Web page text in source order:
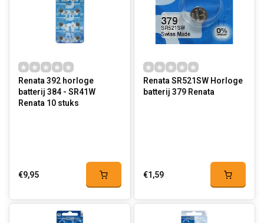
Renata 392 horloge
batterij 384 - SR41W
Renata 10 stuks
€9,95
Renata SR521SW Horloge
batterij 379 Renata
€1,59